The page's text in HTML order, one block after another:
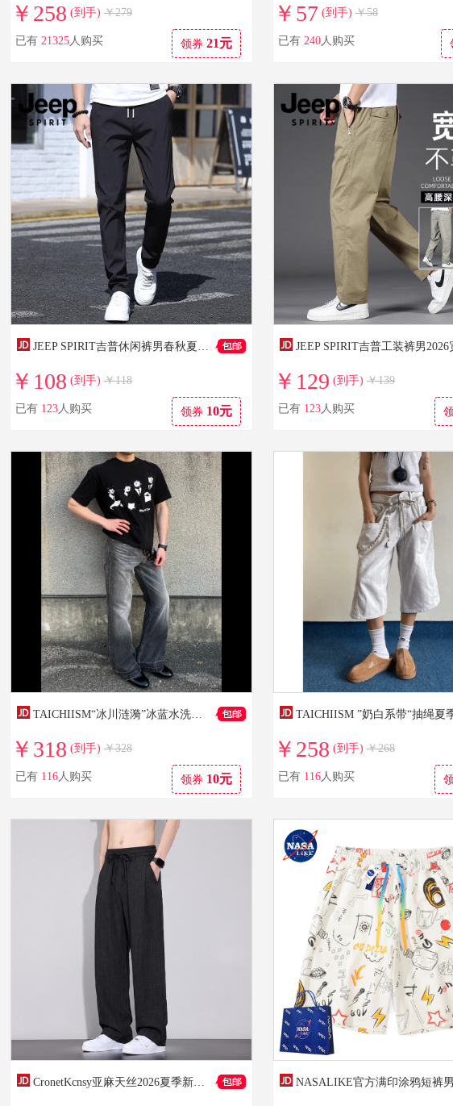
￥258 (到手) ￥279
已有 21325人购买 领券 21元
￥57 (到手) ￥58
已有 240人购买
JEEP SPIRIT吉普休闲裤男春秋夏季修身直筒裤新款男士弹力速干运动冰丝长裤男 黑色 薄款 均码 29 【105-115斤】
￥108 (到手) ￥118
已有 123人购买 领券 10元
￥129 (到手) ￥139
已有 123人购买
TAICHIISM“冰川涟漪”冰蓝水洗做旧高盎司猫须挺阔a字阔腿牛仔裤 水洗灰 XL
￥318 (到手) ￥328
已有 116人购买 领券 10元
￥258 (到手) ￥268
已有 116人购买
CronetKcnsy亚麻天丝2026夏季新款男士休闲裤薄款宽松直筒透气冰感百搭长裤子 黑色 L 【建议110-130斤】